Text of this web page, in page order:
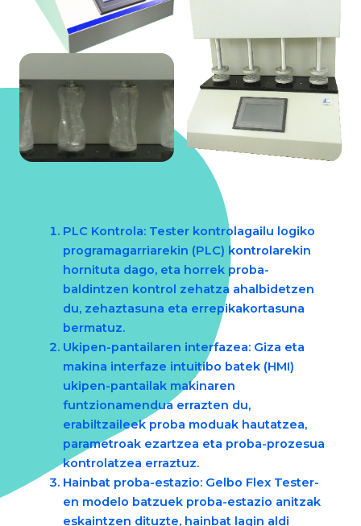
PLC Kontrola: Tester kontrolagailu logiko
programagarriarekin (PLC) kontrolarekin
hornituta dago, eta horrek proba-
baldintzen kontrol zehatza ahalbidetzen
du, zehaztasuna eta errepikakortasuna
bermatuz.
Ukipen-pantailaren interfazea: Giza eta
makina interfaze intuitibo batek (HMI)
ukipen-pantailak makinaren
funtzionamendua errazten du,
erabiltzaileek proba moduak hautatzea,
parametroak ezartzea eta proba-prozesua
kontrolatzea erraztuz.
Hainbat proba-estazio: Gelbo Flex Tester-
en modelo batzuek proba-estazio anitzak
eskaintzen dituzte, hainbat lagin aldi